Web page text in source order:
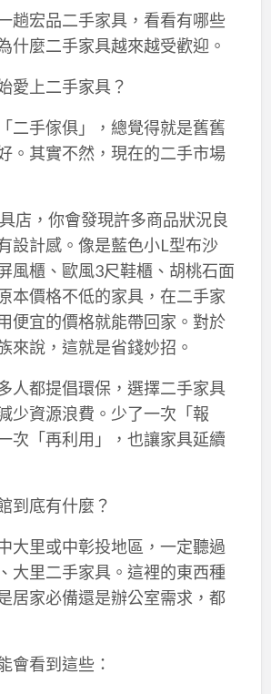
趟宏品二手家具，看看有哪些
什麼二手家具越來越受歡迎。
愛上二手家具？
二手傢俱」，總覺得就是舊舊
。其實不然，現在的二手市場
店，你會發現許多商品狀況良
設計感。像是藍色小L型布沙
風櫃、歐風3尺鞋櫃、胡桃石面
本價格不低的家具，在二手家
便宜的價格就能帶回家。對於
來說，這就是省錢妙招。
人都提倡環保，選擇二手家具
少資源浪費。少了一次「報
次「再利用」，也讓家具延續
到底有什麼？
大里或中彰投地區，一定聽過
大里二手家具。這裡的東西種
居家必備還是辦公室需求，都
會看到這些：